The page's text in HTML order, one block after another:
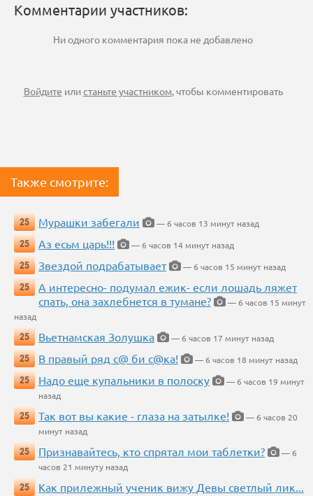
Комментарии участников:
Ни одного комментария пока не добавлено
Войдите илистаньте участником, чтобы комментировать
Также смотрите:
25 Мурашки забегали
— 6 часов 13 минут назад
25
Аз есьм царь!!!
— 6 часов 14 минут назад
25
Звездой подрабатывает
— 6 часов 15 минут назад
25
А интересно- подумал ежик- если лошадь ляжет
спать, она захлебнется в тумане?
— 6 часов 15 минут
назад
25
Вьетнамская Золушка
— 6 часов 17 минут назад
25
В правый ряд с@ би с@ка!
— 6 часов 18 минут назад
25
Надо еще купальники в полоску
— 6 часов 19 минут
назад
25
Так вот вы какие - глаза на затылке!
— 6 часов 20
минут назад
25
Признавайтесь, кто спрятал мои таблетки?
— 6
часов 21 минуту назад
25
Как прилежный ученик вижу Девы светлый лик...